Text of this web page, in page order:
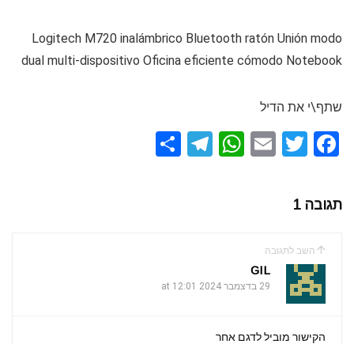
Logitech M720 inalámbrico Bluetooth ratón Unión modo
dual multi-dispositivo Oficina eficiente cómodo Notebook
שתף\י את הדיל
F
ce
b
o
o
k
T
E
W
p
T
תגובה 1
השב לתגובה
GIL
29 בדצמבר 2024 at 12:01
הקישור מוביל לדגם אחר